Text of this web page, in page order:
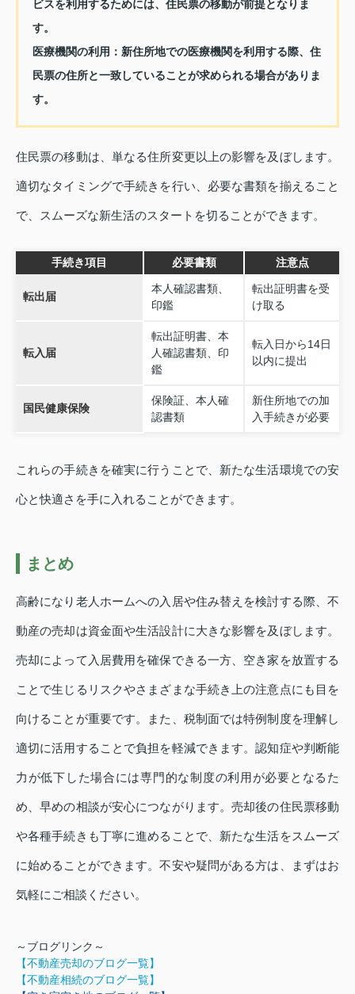
ビスを利用するためには、住民票の移動が前提となりま
す。
医療機関の利用： 新住所地での医療機関を利用する際、住
民票の住所と一致していることが求められる場合がありま
す。
住民票の移動は、単なる住所変更以上の影響を及ぼします。
適切なタイミングで手続きを行い、必要な書類を揃えること
で、スムーズな新生活のスタートを切ることができます。
手続き項目 必要書類 注意点
転出届
本人確認書類、
印鑑
転出証明書を受
け取る
転入届
転出証明書、本
人確認書類、印
鑑
転入日から14日
以内に提出
国民健康保険
保険証、本人確
認書類
新住所地での加
入手続きが必要
これらの手続きを確実に行うことで、新たな生活環境での安
心と快適さを手に入れることができます。
まとめ
高齢になり老人ホームへの入居や住み替えを検討する際、不
動産の売却は資金面や生活設計に大きな影響を及ぼします。
売却によって入居費用を確保できる一方、空き家を放置する
ことで生じるリスクやさまざまな手続き上の注意点にも目を
向けることが重要です。また、税制面では特例制度を理解し
適切に活用することで負担を軽減できます。認知症や判断能
力が低下した場合には専門的な制度の利用が必要となるた
め、早めの相談が安心につながります。売却後の住民票移動
や各種手続きも丁寧に進めることで、新たな生活をスムーズ
に始めることができます。不安や疑問がある方は、まずはお
気軽にご相談ください。
～ブログリンク～
【不動産売却のブログ一覧】
【不動産相続のブログ一覧】